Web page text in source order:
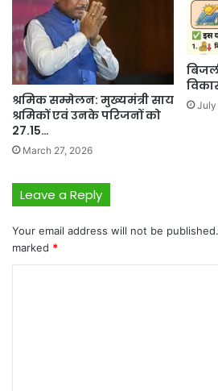
श्रमिक सम्मेलन: मुख्यमंत्री साय
श्रमिकों एवं उनके परिजनों को
27.15…
March 27, 2026
July
Leave a Reply
Your email address will not be published.
marked *